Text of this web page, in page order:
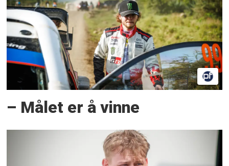
– Målet er å vinne